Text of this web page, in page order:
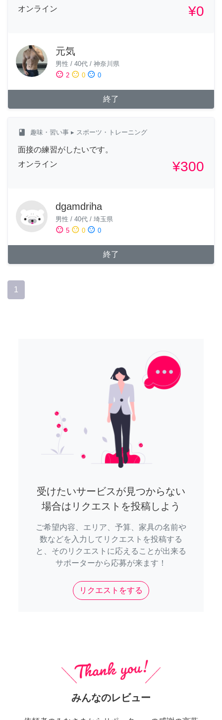
オンライン
¥0
元気
男性 / 40代 / 神奈川県
sentiment_satisfied 2 sentiment_neutral 0 sentiment_dissatisfied 0
終了
class 趣味・習い事 ▸ スポーツ・トレーニング
面接の練習がしたいです。
オンライン
¥300
dgamdriha
男性 / 40代 / 埼玉県
sentiment_satisfied 5 sentiment_neutral 0 sentiment_dissatisfied 0
終了
1
受けたいサービスが見つからない
場合はリクエストを投稿しよう
ご希望内容、エリア、予算、家具の名前や
数などを入力してリクエストを投稿する
と、そのリクエストに応えることが出来る
サポーターから応募が来ます！
リクエストをする
みんなのレビュー